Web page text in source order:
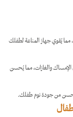
يُقوي جهاز المناعة لطفلك
والغازات، مما يُحسن
يُحسن من جودة نوم طفلك.